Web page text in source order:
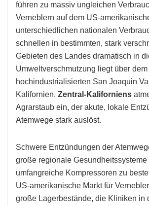
führen zu massiv ungleichen
Verneblern auf dem US-
unterschiedlichen nationalen
schnellen in bestimmten, stark
Gebieten des Landes dramatisch in
Umweltverschmutzung liegt über dem
hochindustrialisierten San Joaquin
Kalifornien. Zentral-Kaliforniens
Agrarstaub ein, der akute, lokale
Atemwege stark auslöst.
Schwere Entzündungen der
große regionale Gesundheitssysteme
umfangreiche Kompressoren zu
US-amerikanische Markt für
große Lagerbestände, die Kliniken in